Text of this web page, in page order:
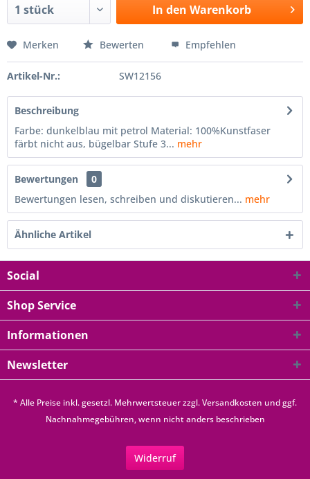
In den Warenkorb
Merken Bewerten Empfehlen
Artikel-Nr.: SW12156
Beschreibung
Farbe: dunkelblau mit petrol Material: 100%Kunstfaser
färbt nicht aus, bügelbar Stufe 3... mehr
Bewertungen
0
Bewertungen lesen, schreiben und diskutieren... mehr
Ähnliche Artikel
Social
Shop Service
Informationen
Newsletter
* Alle Preise inkl. gesetzl. Mehrwertsteuer zzgl.Versandkosten und ggf.
Nachnahmegebühren, wenn nicht anders beschrieben
Widerruf